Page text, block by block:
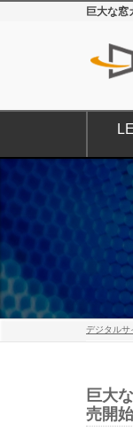
巨大な
デジタル
巨大
売開始